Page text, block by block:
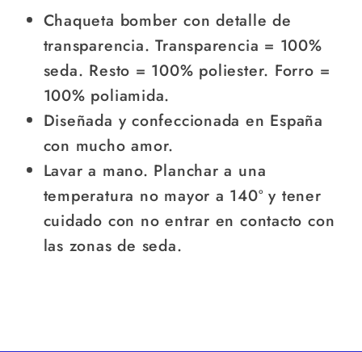
Chaqueta bomber con detalle de
transparencia. Transparencia = 100%
seda. Resto = 100% poliester. Forro =
100% poliamida.
Diseñada y confeccionada en España
con mucho amor.
Lavar a mano. Planchar a una
temperatura no mayor a 140º y tener
cuidado con no entrar en contacto con
las zonas de seda.